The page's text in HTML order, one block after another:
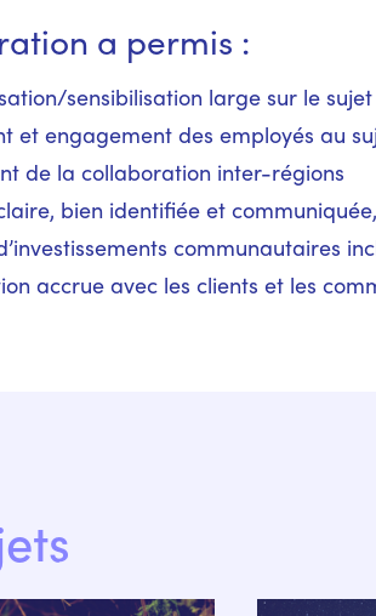
a permis :
sensibilisation large sur le
et engagement des employés au
de la collaboration inter-régions
bien identifiée et
communautaires
accrue avec les clients et les